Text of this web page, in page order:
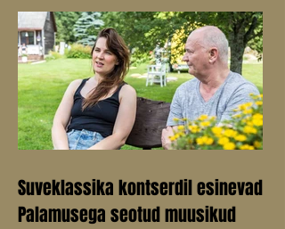
oma ettekandes Mustvee
kultuurikeskuses peetud konverentsil
Avinurme-Mustvee raudtee 100.
Suveklassika kontserdil esinevad
Palamusega seotud muusikud